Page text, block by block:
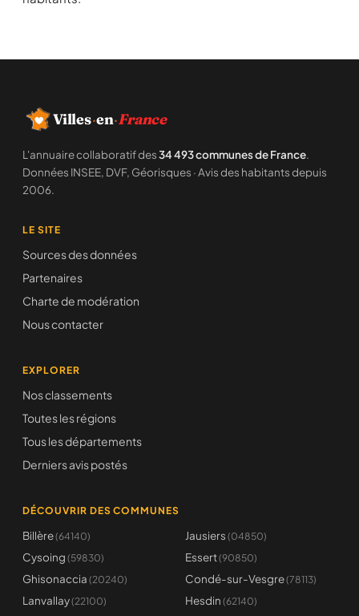
Villes·en·France
L'annuaire collaboratif des34 493 communes de France.
Données INSEE, DVF, Géorisques · Avis des habitants depuis
2006.
LE SITE
Sources des données
Partenaires
Charte de modération
Nous contacter
EXPLORER
Nos classements
Toutes les régions
Tous les départements
Derniers avis postés
DÉCOUVRIR DES COMMUNES
Billère(64140) Jausiers (04850)
Cysoing (59830) Essert(90850)
Ghisonaccia (20240) Condé-sur-Vesgre(78113)
Lanvallay(22100) Hesdin (62140)